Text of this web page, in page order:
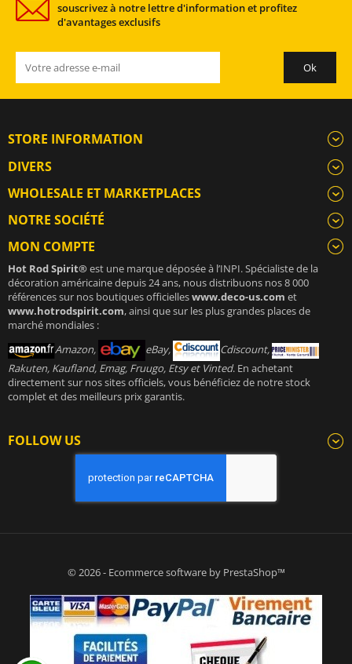
souscrivez à notre lettre d'information et profitez
d'avantages exclusifs
STORE INFORMATION
DIVERS
WHOLESALE ET MARKETPLACES
NOTRE SOCIÉTÉ
MON COMPTE
Hot Rod Spirit®est une marque déposée à l’INPI. Spécialiste de la
décoration américaine depuis 24 ans, nous distribuons nos 8 000
références sur nos boutiques officielleswww.deco-us.com et
www.hotrodspirit.com, ainsi que sur les plus grandes places de
marché mondiales :
Amazon,
eBay,
Cdiscount,
Rakuten, Kaufland, Emag, Fruugo, Etsy et Vinted. En achetant
directement sur nos sites officiels, vous bénéficiez de notre stock
complet et des meilleurs prix garantis.
FOLLOW US
© 2026 - Ecommerce software by PrestaShop™